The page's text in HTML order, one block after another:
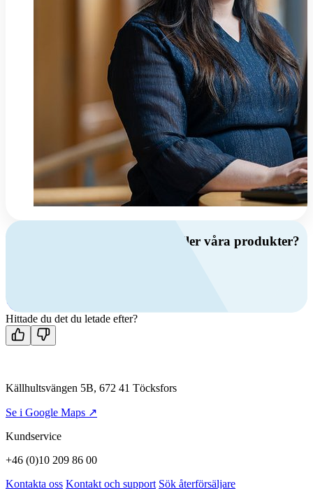
Har du frågor om ventilation eller våra produkter?
Kontakta oss
Hittade du det du letade efter?
Källhultsvängen 5B, 672 41 Töcksfors
Se i Google Maps ↗
Kundservice
+46 (0)10 209 86 00
Kontakta oss Kontakt och support Sök återförsäljare